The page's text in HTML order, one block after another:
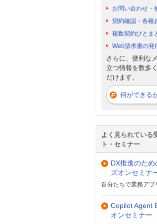
お問い合わせ・
契約確認・各種
複数契約ひとま
Web請求書の発
さらに、便利な
立つ情報を数多
だけます。
何ができる
よく見られている
ト・セミナー
DX推進のた
ズオンセミナ
自分たちで業務アプ
Copilot Agent
オンセミナー